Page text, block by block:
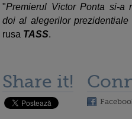
"Premierul Victor Ponta si-a
doi al alegerilor prezidentiale
rusa TASS.
Share it!